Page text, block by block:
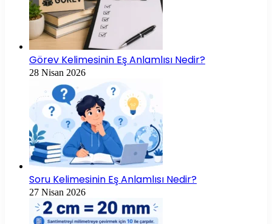
Görev Kelimesinin Eş Anlamlısı Nedir?
28 Nisan 2026
Soru Kelimesinin Eş Anlamlısı Nedir?
27 Nisan 2026